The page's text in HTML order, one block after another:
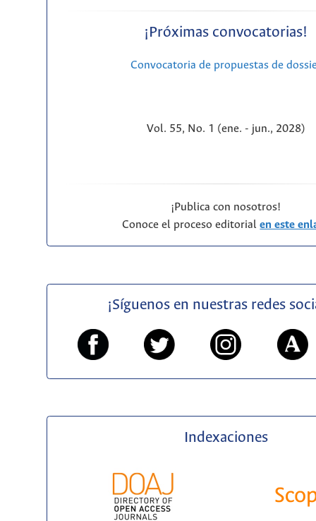
¡Próximas convocatorias!
Convocatoria de propuestas de
Vol. 55, No. 1 (ene. - jun., 2028)
¡Publica con nosotros!
Conoce el proceso editorialen este
¡Síguenos en nuestras redes
Indexaciones